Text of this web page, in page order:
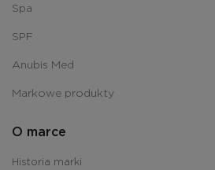
Spa
SPF
Anubis Med
Markowe produkty
O marce
Historia marki